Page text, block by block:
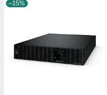
–15%